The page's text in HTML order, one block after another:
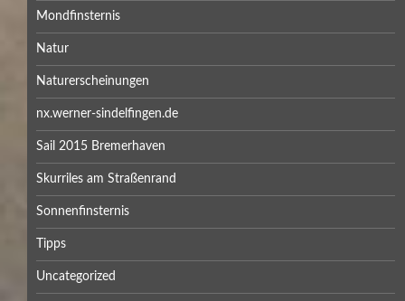
Mondfinsternis
Natur
Naturerscheinungen
nx.werner-sindelfingen.de
Sail 2015 Bremerhaven
Skurriles am Straßenrand
Sonnenfinsternis
Tipps
Uncategorized